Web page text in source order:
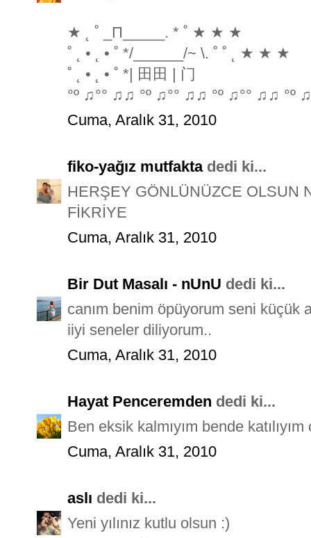
★ ˛ ˚ _Π_____. * ˚ ★ ★ ★
˚ ˛ • ˛ • ˚ */______/~ \. ˚ ˚ ˛ ★ ★ ★
˚ ˛ • ˛ • ˚ *| 田田 | 门
°º ♫°° ♫♫ °º ♫°° ♫♫ °º ♫°° ♫♫ °º
Cuma, Aralık 31, 2010
fiko-yağız mutfaktadedi ki...
HERŞEY GÖNLÜNÜZCE OLSUN
FİKRİYE
Cuma, Aralık 31, 2010
Bir Dut Masalı - nUnU dedi ki...
canım benim öpüyorum seni küçük
iiyi seneler diliyorum..
Cuma, Aralık 31, 2010
Hayat Penceremden dedi ki...
Ben eksik kalmıyım bende
Cuma, Aralık 31, 2010
aslı dedi ki...
Yeni yılınız kutlu olsun :)